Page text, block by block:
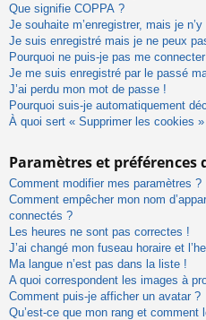
Que signifie COPPA ?
Je souhaite m’enregistrer, mais je
Je suis enregistré mais je ne peux
Pourquoi ne puis-je pas me
Je me suis enregistré par le passé
J’ai perdu mon mot de passe !
Pourquoi suis-je automatiquement
À quoi sert « Supprimer les cookies
Paramètres et préférences
Comment modifier mes paramètres ?
Comment empêcher mon nom
connectés ?
Les heures ne sont pas correctes !
J’ai changé mon fuseau horaire et
Ma langue n’est pas dans la liste !
A quoi correspondent les images à
Comment puis-je afficher un avatar ?
Qu’est-ce que mon rang et comment